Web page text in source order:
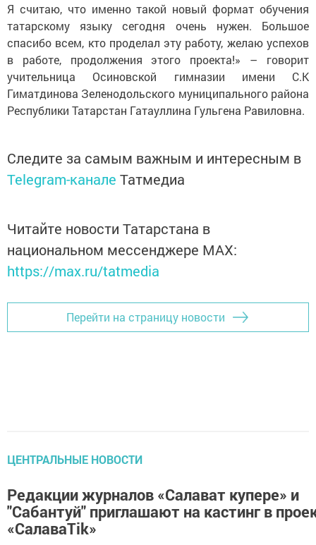
Я считаю, что именно такой новый формат обучения
татарскому языку сегодня очень нужен. Большое
спасибо всем, кто проделал эту работу, желаю успехов
в работе, продолжения этого проекта!» – говорит
учительница Осиновской гимназии имени С.К
Гиматдинова Зеленодольского муниципального района
Республики Татарстан Гатауллина Гульгена Равиловна.
Следите за самым важным и интересным в
Telegram-канале Татмедиа
Читайте новости Татарстана в
национальном мессенджере MАХ:
https://max.ru/tatmedia
Перейти на страницу новости
ЦЕНТРАЛЬНЫЕ НОВОСТИ
Редакции журналов «Салават купере» и
"Сабантуй" приглашают на кастинг в
«СалаваTik»